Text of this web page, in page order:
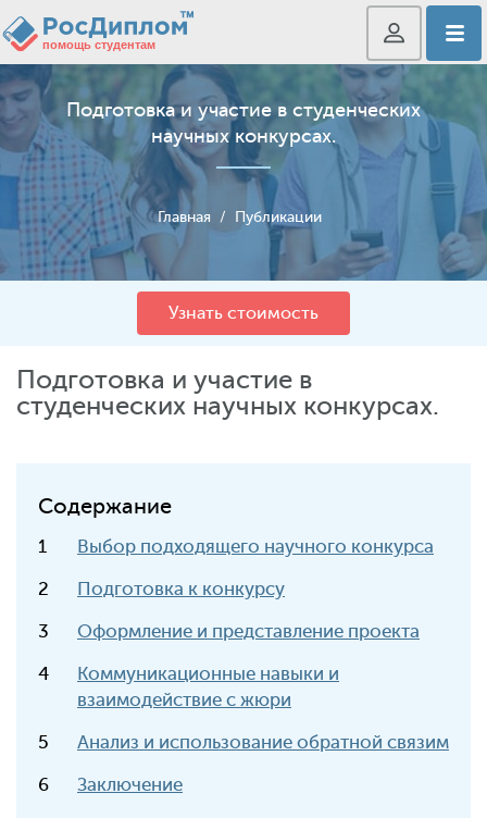
Подготовка и участие в студенческих
научных конкурсах.
Главная / Публикации
Узнать стоимость
Подготовка и участие в
студенческих научных конкурсах.
Содержание
Выбор подходящего научного конкурса
Подготовка к конкурсу
Оформление и представление проекта
Коммуникационные навыки и
взаимодействие с жюри
Анализ и использование обратной связим
Заключение